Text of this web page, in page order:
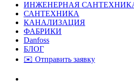
ИНЖЕНЕРНАЯ
САНТЕХНИКА
КАНАЛИЗАЦИЯ
ФАБРИКИ
Danfoss
БЛОГ
✉️ Отправить заявку